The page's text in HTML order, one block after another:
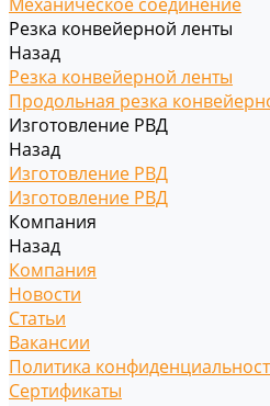
Резка конвейерной ленты
Назад
Резка конвейерной ленты
Продольная резка
Изготовление РВД
Назад
Изготовление РВД
Изготовление РВД
Компания
Назад
Компания
Новости
Статьи
Вакансии
Политика
Сертификаты